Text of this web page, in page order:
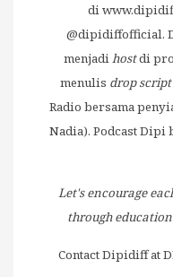
di
@dipidiffofficial.
menjadihostdi
menulis drop script
Radio bersama
Nadia). Podcast Dipi
Let's encourage
through
Contact Dipidiff at